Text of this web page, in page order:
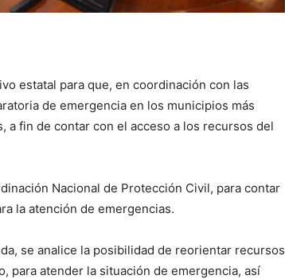
estatal para que, en coordinación con las
de emergencia en los municipios más
a fin de contar con el acceso a los recursos del
Nacional de Protección Civil, para contar
la atención de emergencias.
se analice la posibilidad de reorientar recursos
para atender la situación de emergencia, así